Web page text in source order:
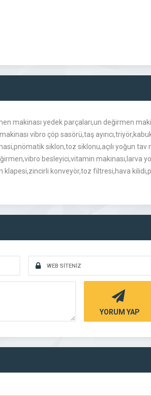
makinası yedek parçaları,un değirmen
vibro çöp sasörü,taş
siklon,toz siklonu,açılı yoğun
besleyici,vitamin makinası,larva
konveyör,toz filtresi,hava
YORUM YAP